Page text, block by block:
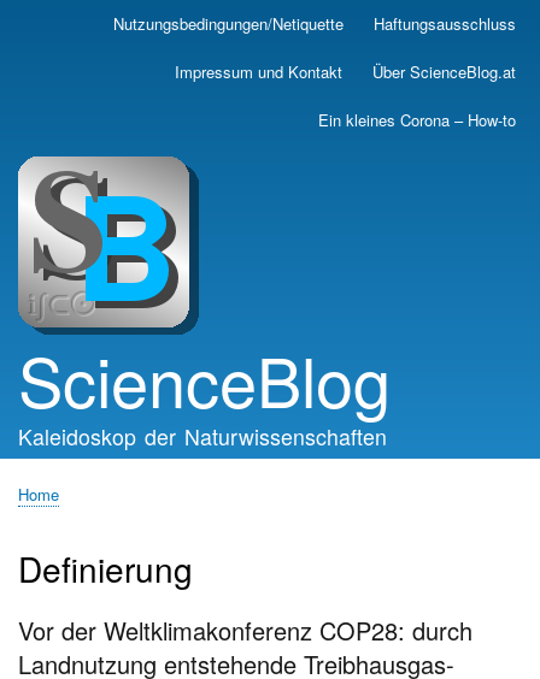
Skip
main
Nutzungsbedingungen/Netiquette Haftungsausschluss
Impressum und Kontakt Über ScienceBlog.at
Ein kleines Corona – How-to
ScienceBlog
Kaleidoskop der Naturwissenschaften
Home
Definierung
Vor der Weltklimakonferenz COP28: durch
Landnutzung entstehende Treibhausgas-